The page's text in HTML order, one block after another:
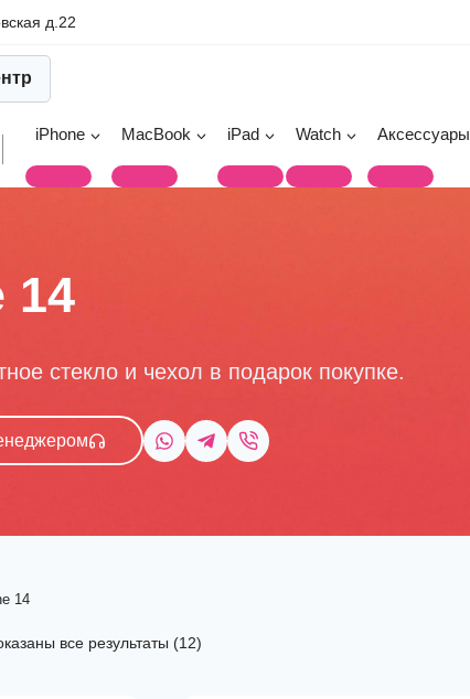
д.22
iPhone MacBook iPad Watch Аксессуары
14
стекло и чехол в подарок покупке.
14
все результаты (12)